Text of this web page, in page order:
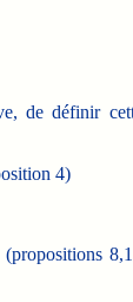
de définir
4)